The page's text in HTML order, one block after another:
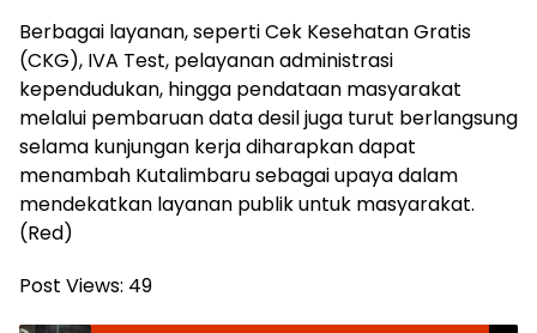
Berbagai layanan, seperti Cek Kesehatan Gratis
(CKG), IVA Test, pelayanan administrasi
kependudukan, hingga pendataan masyarakat
melalui pembaruan data desil juga turut berlangsung
selama kunjungan kerja diharapkan dapat
menambah Kutalimbaru sebagai upaya dalam
mendekatkan layanan publik untuk masyarakat.
(Red)
Post Views: 49